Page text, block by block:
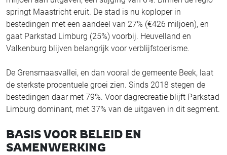
springt Maastricht eruit. De stad is nu koploper in
bestedingen met een aandeel van 27% (€426 miljoen), en
gaat Parkstad Limburg (25%) voorbij. Heuvelland en
Valkenburg blijven belangrijk voor verblijfstoerisme.
De Grensmaasvallei, en dan vooral de gemeente Beek, laat
de sterkste procentuele groei zien. Sinds 2018 stegen de
bestedingen daar met 79%. Voor dagrecreatie blijft Parkstad
Limburg dominant, met 37% van de uitgaven in dit segment.
BASIS VOOR BELEID EN
SAMENWERKING